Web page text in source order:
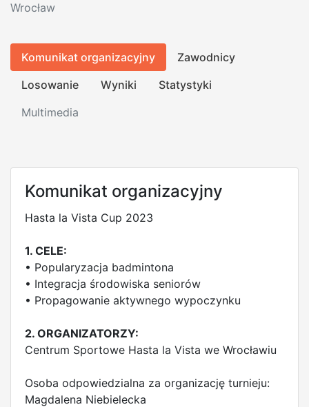
Wrocław
Komunikat organizacyjny
Zawodnicy
Losowanie
Wyniki
Statystyki
Multimedia
Komunikat organizacyjny
Hasta la Vista Cup 2023
1. CELE:
• Popularyzacja badmintona
• Integracja środowiska seniorów
• Propagowanie aktywnego wypoczynku
2. ORGANIZATORZY:
Centrum Sportowe Hasta la Vista we Wrocławiu
Osoba odpowiedzialna za organizację turnieju:
Magdalena Niebielecka